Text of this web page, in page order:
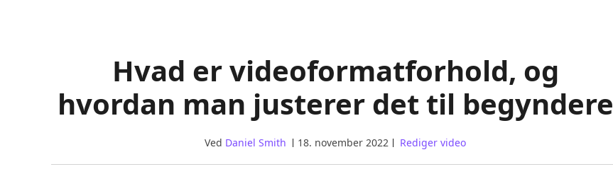
Hvad er videoformatforhold, og
hvordan man justerer det til begyndere
Ved Daniel Smith 18. november 2022 Rediger video